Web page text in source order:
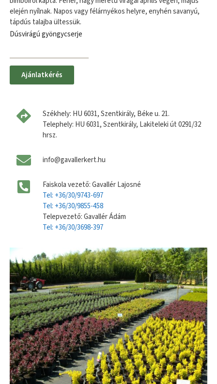
elején nyílnak. Napos vagy félárnyékos helyre, enyhén savanyú,
tápdús talajba ültessük.
Dúsvirágú gyöngycserje
Ajánlatkérés
Székhely: HU 6031, Szentkirály, Béke u. 21.
Telephely: HU 6031, Szentkirály, Lakiteleki út 0291/32
hrsz.
info@gavallerkert.hu
Faiskola vezető: Gavallér Lajosné
Tel: +36/30/9743-697
Tel: +36/30/9855-458
Telepvezető: Gavallér Ádám
Tel: +36/30/3698-397